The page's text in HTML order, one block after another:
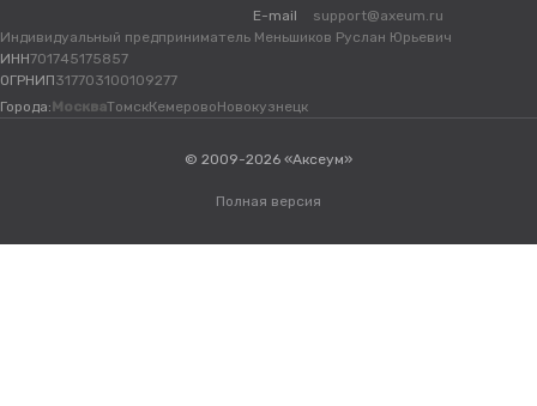
E-mail
support@axeum.ru
Индивидуальный предприниматель Меньшиков Руслан Юрьевич
ИНН701745175857
ОГРНИП317703100109277
Города: МоскваТомскКемеровоНовокузнецк
© 2009-2026 «Аксеум»
Полная версия